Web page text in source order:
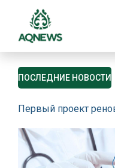
ПОСЛЕДНИЕ НОВОСТИ
Первый проект